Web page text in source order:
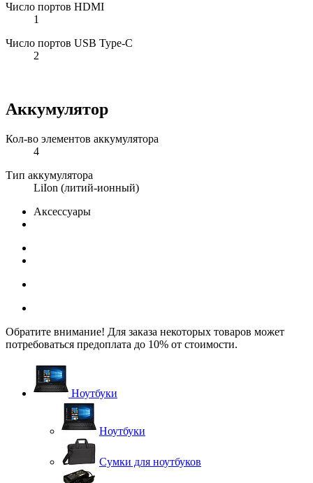
Число портов HDMI
1
Число портов USB Type-C
2
Аккумулятор
Кол-во элементов аккумулятора
4
Тип аккумулятора
LiIon (литий-ионный)
Аксессуары
Обратите внимание! Для заказа некоторых товаров может
потребоваться предоплата до 10% от стоимости.
Ноутбуки
Ноутбуки
Сумки для ноутбуков